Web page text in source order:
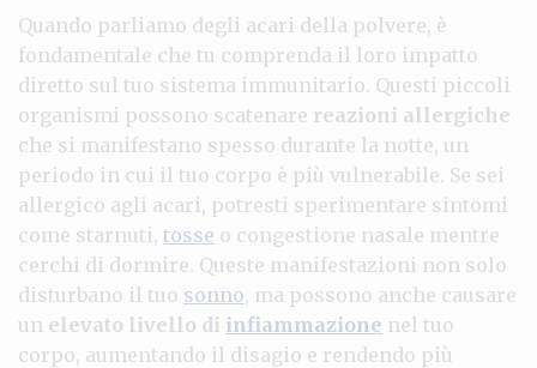
Quando parliamo degli acari della polvere, è
fondamentale che tu comprenda il loro impatto
diretto sul tuo sistema immunitario. Questi piccoli
organismi possono scatenare reazioni allergiche
che si manifestano spesso durante la notte, un
periodo in cui il tuo corpo è più vulnerabile. Se sei
allergico agli acari, potresti sperimentare sintomi
come starnuti, tosse o congestione nasale mentre
cerchi di dormire. Queste manifestazioni non solo
disturbano il tuo sonno, ma possono anche causare
un elevato livello di infiammazione nel tuo
corpo, aumentando il disagio e rendendo più